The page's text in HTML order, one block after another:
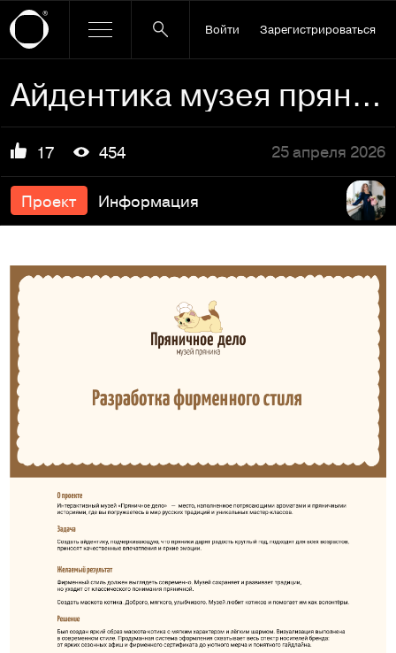
Войти Зарегистрироваться
Айдентика музея пряника "Пряничное дело"
17 454 25 апреля 2026
Проект Информация